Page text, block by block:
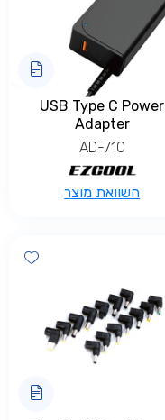
USB Type C Power
Adapter
AD-710
השוואת מוצר